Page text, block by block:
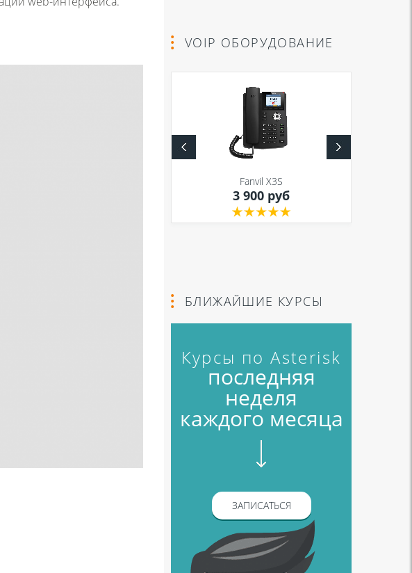
VOIP ОБОРУДОВАНИЕ
Fanvil X3S
3 900 руб
БЛИЖАЙШИЕ КУРСЫ
Курсы по Asterisk
последняя
неделя
каждого месяца
ЗАПИСАТЬСЯ